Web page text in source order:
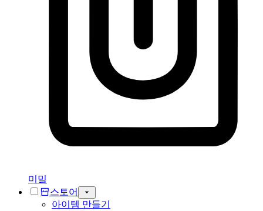
미밐
스토어
아이템 만들기